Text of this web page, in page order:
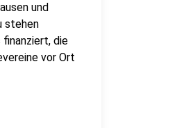
und
stehen
finanziert, die
vor Ort